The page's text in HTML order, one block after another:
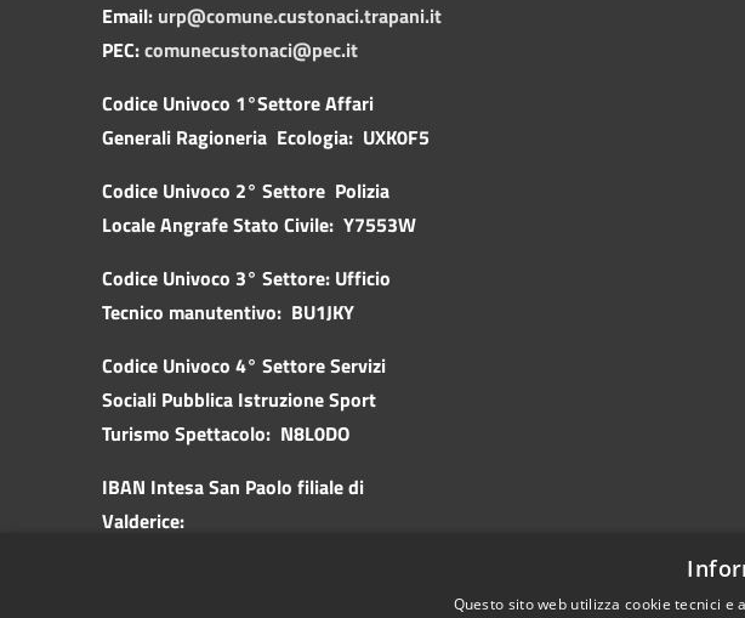
Email: urp@comune.custonaci.trapani.it
PEC:comunecustonaci@pec.it
Codice Univoco 1°Settore Affari
Generali Ragioneria Ecologia: UXK0F5
Codice Univoco 2° Settore Polizia
Locale Angrafe Stato Civile: Y7553W
Codice Univoco 3° Settore: Ufficio
Tecnico manutentivo: BU1JKY
Codice Univoco 4° Settore Servizi
Sociali Pubblica Istruzione Sport
Turismo Spettacolo: N8L0DO
IBAN Intesa San Paolo filiale di
Valderice:
Questo sito web utilizza cookie tecnici